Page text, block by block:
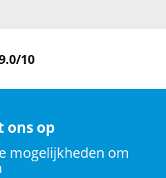
10
ons op
mogelijkheden om